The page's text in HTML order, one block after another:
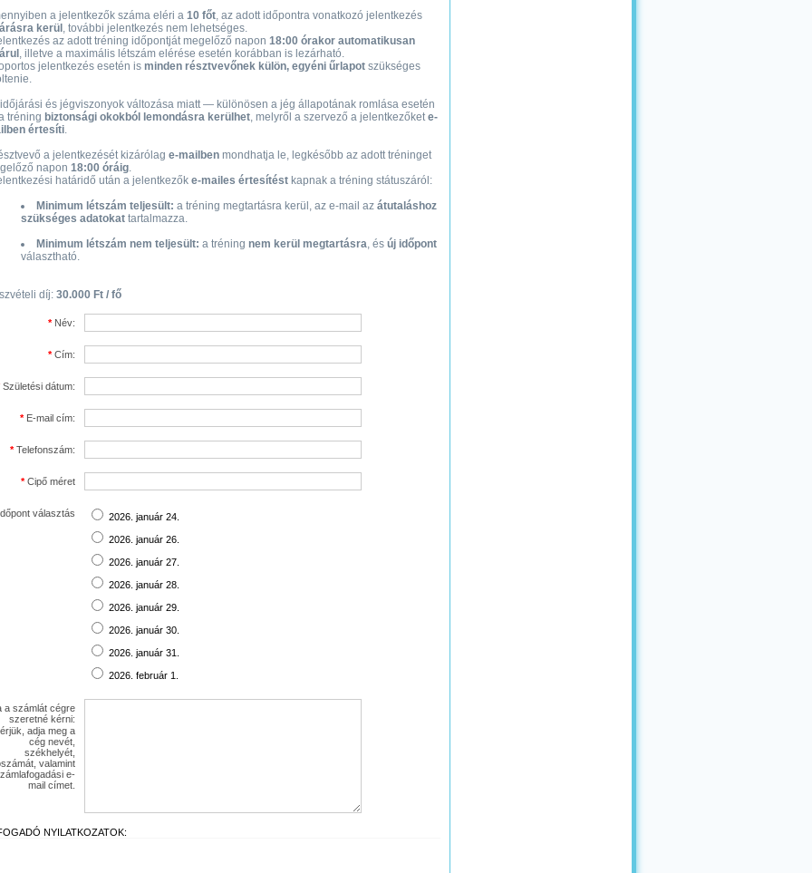
a jelentkezők száma eléri a 10 főt, az adott időpontra vonatkozó jelentkezés
kerül , további jelentkezés nem lehetséges.
az adott tréning időpontját megelőző napon 18:00 órakor automatikusan
, illetve a maximális létszám elérése esetén korábban is lezárható.
jelentkezés esetén is minden résztvevőnek külön, egyéni űrlapotszükséges
és jégviszonyok változása miatt — különösen a jég állapotának romlása esetén
tréning biztonsági okokból lemondásra kerülhet, melyről a szervező a jelentkezőkete-
értesíti.
a jelentkezését kizárólag e‑mailbenmondhatja le, legkésőbb az adott tréninget
napon 18:00 óráig.
határidő után a jelentkezők e‑mailes értesítéstkapnak a tréning státuszáról:
Minimum létszám teljesült: a tréning megtartásra kerül, az e‑mail az átutaláshoz
szükséges adatokattartalmazza.
Minimum létszám nem teljesült: a tréning nem kerül megtartásra, és új időpont
választható.
díj: 30.000 Ft / fő
*Név:
*Cím:
Születési dátum:
*E-mail cím:
*Telefonszám:
*Cipő méret
választás 2026. január 24.
2026. január 26.
2026. január 27.
2026. január 28.
2026. január 29.
2026. január 30.
2026. január 31.
2026. február 1.
a számlát cégre
szeretné kérni:
adja meg a
cég nevét,
székhelyét,
valamint
e-
mail címet.
NYILATKOZATOK: